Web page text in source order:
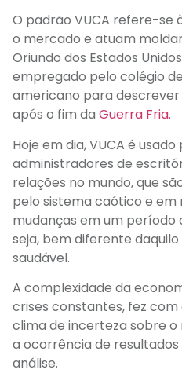
O padrão VUCA refere-se
o mercado e atuam
Oriundo dos Estados
empregado pelo colégio
americano para
após o fim da Guerra Fria.
Hoje em dia, VUCA é
administradores de
relações no mundo, que
pelo sistema caótico e em
mudanças em um período
seja, bem diferente
saudável.
A complexidade da
crises constantes, fez com
clima de incerteza sobre
a ocorrência de
análise.